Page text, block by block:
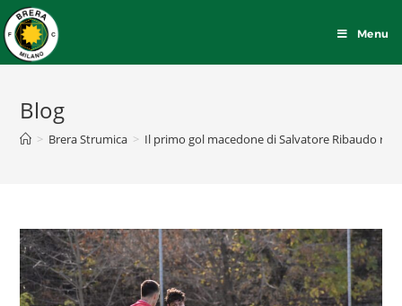
Menu
Blog
> Brera Strumica > Il primo gol macedone di Salvatore Ribaudo